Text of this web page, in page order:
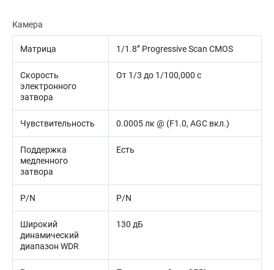
Камера
Матрица 1/1.8’’ Progressive Scan CMOS
Скорость
электронного
затвора
От 1/3 до 1/100,000 с
Чувствительность 0.0005 лк @ (F1.0, AGC вкл.)
Поддержка
медленного
затвора
Есть
P/N P/N
Широкий
динамический
диапазон WDR
130 дБ